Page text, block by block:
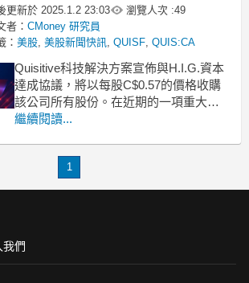
更新於 2025.1.2 23:03 瀏覽人次 :49
者： CMoney 研究員
： 美股, 美股新聞快訊, QUISF, QUIS:CA
Quisitive科技解決方案宣佈與H.I.G.資本
達成協議，將以每股C$0.57的價格收購
該公司所有股份。在近期的一項重大交
易中，專注於微軟雲端及AI解決方案的
旗下的買方達成安排協議。根據這份協
繼續閱讀...
1
我們